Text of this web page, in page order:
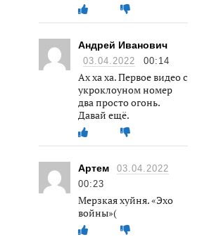
Андрей Иванович
03.04.2022 00:14
Ах ха ха. Первое видео с
укроклоуном номер
два просто огонь.
Давай ещё.
Артем
03.04.2022
00:23
Мерзкая хуйня. «Эхо
войны»(